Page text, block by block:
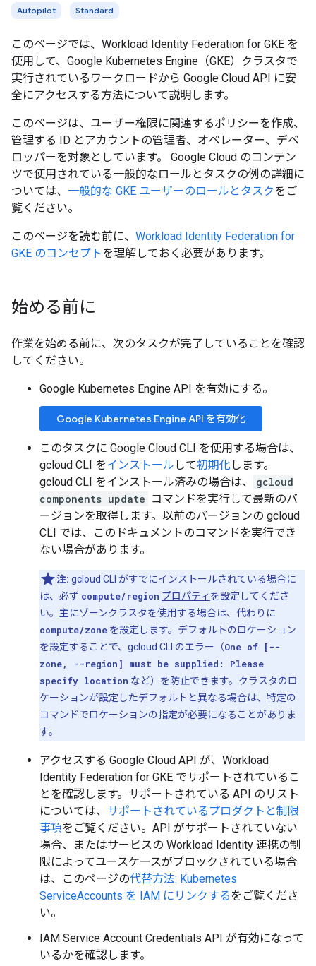
Autopilot Standard
このページでは、Workload Identity Federation for GKE を
使用して、Google Kubernetes Engine（GKE）クラスタで
実行されているワークロードから Google Cloud API に安
全にアクセスする方法について説明します。
このページは、ユーザー権限に関連するポリシーを作成、
管理する ID とアカウントの管理者、オペレーター、デベ
ロッパーを対象としています。 Google Cloud のコンテン
ツで使用されている一般的なロールとタスクの例の詳細に
ついては、 一般的な GKE ユーザーのロールとタスクをご
覧ください。
このページを読む前に、 Workload Identity Federation for
GKE のコンセプトを理解しておく必要があります。
始める前に
作業を始める前に、次のタスクが完了していることを確認
してください。
Google Kubernetes Engine API を有効にする。
Google Kubernetes Engine API を有効化
このタスクに Google Cloud CLI を使用する場合は、
gcloud CLI をインストール して初期化 します。
gcloud CLI をインストール済みの場合は、
gcloud
components update コマンドを実行して最新のバ
ージョンを取得します。以前のバージョンの gcloud
CLI では、このドキュメントのコマンドを実行でき
ない場合があります。
注: gcloud CLI がすでにインストールされている場合に
は、必ず compute/region プロパティ を設定してくださ
い。主にゾーンクラスタを使用する場合は、代わりに
compute/zone を設定します。デフォルトのロケーション
を設定することで、gcloud CLI のエラー（One of [--
zone, --region] must be supplied: Please
specify location など）を防止できます。クラスタのロ
ケーションが設定したデフォルトと異なる場合は、特定の
コマンドでロケーションの指定が必要になることがありま
す。
アクセスする Google Cloud API が、Workload
Identity Federation for GKE でサポートされているこ
とを確認します。サポートされている API のリスト
については、 サポートされているプロダクトと制限
事項をご覧ください。API がサポートされていない
場合、またはサービスの Workload Identity 連携の制
限によってユースケースがブロックされている場合
は、このページの代替方法: Kubernetes
ServiceAccounts を IAM にリンクするをご覧くださ
い。
IAM Service Account Credentials API が有効になって
いるかを確認します。